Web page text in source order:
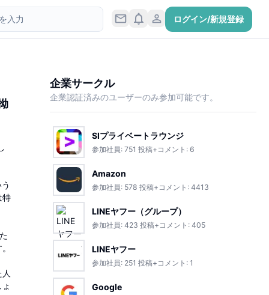
ログイン/新規登録
特
企業サークル
企業認証済みのユーザーのみ参加可能です。
SIプライベートラウンジ
参加社員: 751 投稿+コメント: 6
Amazon
参加社員: 578 投稿+コメント: 4413
LINEヤフー（グループ）
参加社員: 423 投稿+コメント: 405
LINEヤフー
参加社員: 251 投稿+コメント: 1
Google